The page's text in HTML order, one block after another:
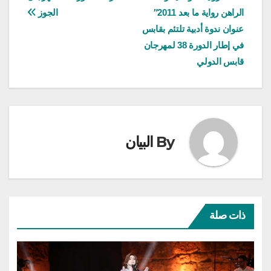
المقالات
الجوز
الراهن رواية ما بعد 2011″
عنوان ندوة أدبية تلتئم بقابس
في إطار الدورة 38 لمهرجان
قابس الدولي
By البيان
ذات صلة